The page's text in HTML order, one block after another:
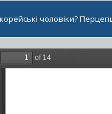
чоловіки?